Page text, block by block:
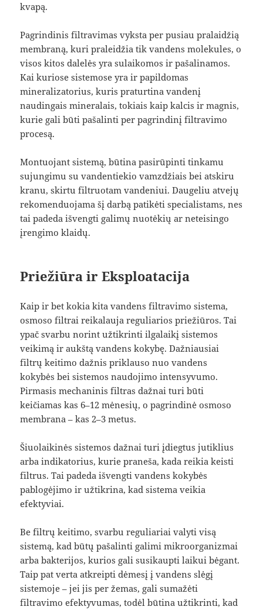
kvapą.
Pagrindinis filtravimas vyksta per pusiau pralaidžią
membraną, kuri praleidžia tik vandens molekules, o
visos kitos dalelės yra sulaikomos ir pašalinamos.
Kai kuriose sistemose yra ir papildomas
mineralizatorius, kuris praturtina vandenį
naudingais mineralais, tokiais kaip kalcis ir magnis,
kurie gali būti pašalinti per pagrindinį filtravimo
procesą.
Montuojant sistemą, būtina pasirūpinti tinkamu
sujungimu su vandentiekio vamzdžiais bei atskiru
kranu, skirtu filtruotam vandeniui. Daugeliu atvejų
rekomenduojama šį darbą patikėti specialistams, nes
tai padeda išvengti galimų nuotėkių ar neteisingo
įrengimo klaidų.
Priežiūra ir Eksploatacija
Kaip ir bet kokia kita vandens filtravimo sistema,
osmoso filtrai reikalauja reguliarios priežiūros. Tai
ypač svarbu norint užtikrinti ilgalaikį sistemos
veikimą ir aukštą vandens kokybę. Dažniausiai
filtrų keitimo dažnis priklauso nuo vandens
kokybės bei sistemos naudojimo intensyvumo.
Pirmasis mechaninis filtras dažnai turi būti
keičiamas kas 6–12 mėnesių, o pagrindinė osmoso
membrana – kas 2–3 metus.
Šiuolaikinės sistemos dažnai turi įdiegtus jutiklius
arba indikatorius, kurie praneša, kada reikia keisti
filtrus. Tai padeda išvengti vandens kokybės
pablogėjimo ir užtikrina, kad sistema veikia
efektyviai.
Be filtrų keitimo, svarbu reguliariai valyti visą
sistemą, kad būtų pašalinti galimi mikroorganizmai
arba bakterijos, kurios gali susikaupti laikui bėgant.
Taip pat verta atkreipti dėmesį į vandens slėgį
sistemoje – jei jis per žemas, gali sumažėti
filtravimo efektyvumas, todėl būtina užtikrinti, kad